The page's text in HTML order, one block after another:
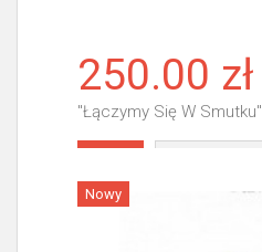
250.00 zł
"Łączymy Się W Smutku"
Nowy